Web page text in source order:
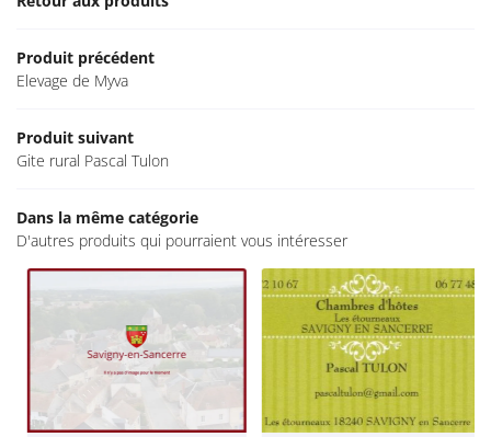
ACTUALITÉS
CONTACT
Produit précédent
Elevage de Myva
Produit suivant
Gite rural Pascal Tulon
Dans la même catégorie
D'autres produits qui pourraient vous intéresser